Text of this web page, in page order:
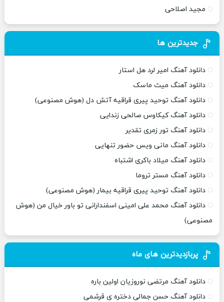
مجید اصلاحی
جدیدترین ها
دانلود آهنگ امیر لرد هل استار
دانلود آهنگ میث ماسک
دانلود آهنگ توحید پیری قراقیه آتش دل (هوش مصنوعی)
دانلود آهنگ کیکاوس صالحی زندایی
دانلود آهنگ تور زمری تقدیر
دانلود آهنگ مانی ویس حضور تنهایی
دانلود آهنگ میلاد باکری اشتباه
دانلود آهنگ مستر تروما
دانلود آهنگ توحید پیری قراقیه بیمار (هوش مصنوعی)
دانلود آهنگ محمد علی امینی اسفندارانی تو باور خیال من (هوش
مصنوعی)
پربازدیدترین های ماه
دانلود آهنگ مرتضی نوروزیان اولین باره
دانلود آهنگ حسن جمالی دختره ی قرشمی